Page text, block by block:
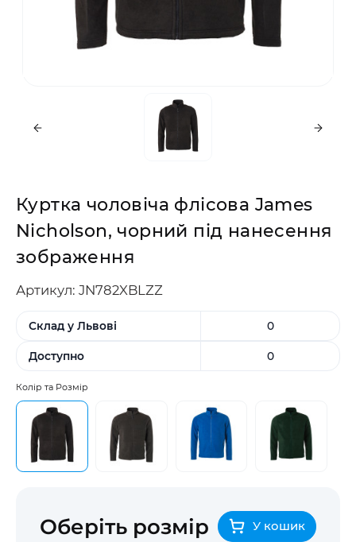
Куртка чоловіча флісова James
Nicholson, чорний під нанесення
зображення
Артикул: JN782XBLZZ
Склад у Львові 0
Доступно 0
Колір та Розмір
Оберіть розмір У кошик